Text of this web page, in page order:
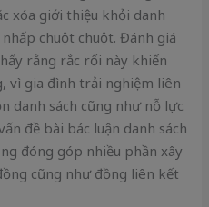
xóa giới thiệu khỏi danh
chuột chuột. Đánh giá
rằng rắc rối này khiến
vì gia đình trải nghiệm liên
danh sách cũng như nỗ lực
đề bài bác luận danh sách
đóng góp nhiều phần xây
cũng như đồng liên kết